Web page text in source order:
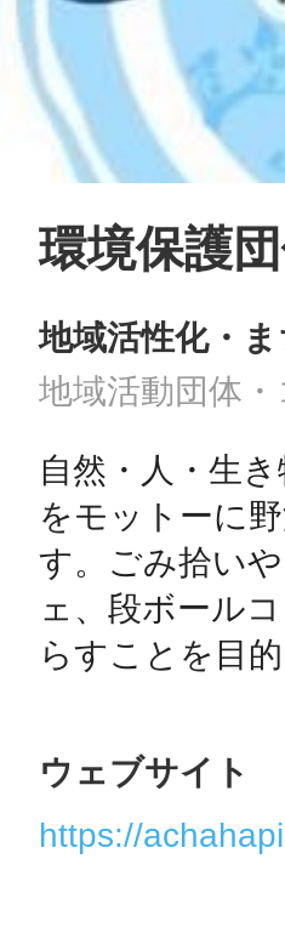
環境保護
地域活性化・
地域活動団体
自然・人・生
をモットーに
す。ごみ拾い
ェ、段ボール
らすことを目
ウェブサイト
https://